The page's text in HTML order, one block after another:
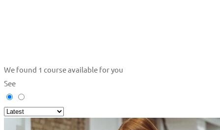
We found 1 course available for you
See